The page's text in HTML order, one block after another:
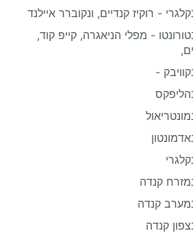
- רוקיז קנדיים, ונקוברר איילנד
- מפלי הניאגרה, קייפ קוד,
-
קנדה
קנדה
קנדה